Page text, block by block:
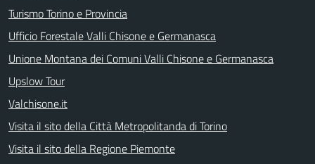
Turismo Torino e Provincia
Ufficio Forestale Valli Chisone e Germanasca
Unione Montana dei Comuni Valli Chisone e Germanasca
Upslow Tour
Valchisone.it
Visita il sito della Città Metropolitanda di Torino
Visita il sito della Regione Piemonte